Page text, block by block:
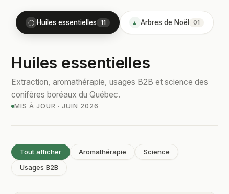
◯ Huiles essentielles 11 ▲ Arbres de Noël 01
Huiles essentielles
Extraction, aromathérapie, usages B2B et science des
conifères boréaux du Québec.
MIS À JOUR · JUIN 2026
Tout afficher Aromathérapie
Science
Usages B2B